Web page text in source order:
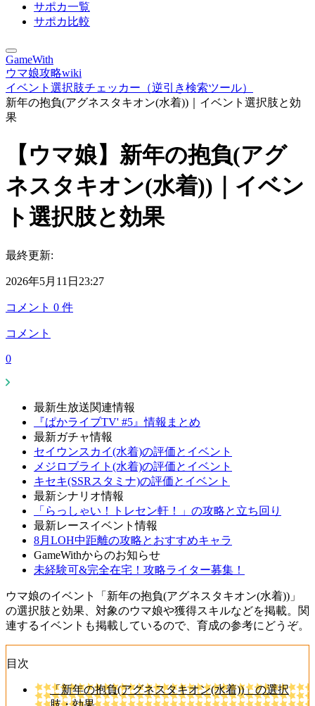
サポカ一覧
サポカ比較
GameWith
ウマ娘攻略wiki
イベント選択肢チェッカー（逆引き検索ツール）
新年の抱負(アグネスタキオン(水着))｜イベント選択肢と効
果
【ウマ娘】新年の抱負(アグ
ネスタキオン(水着))｜イベン
ト選択肢と効果
最終更新:
2026年5月11日23:27
コメント 0 件
コメント
0
最新生放送関連情報
『ぱかライブTV' #5』情報まとめ
最新ガチャ情報
セイウンスカイ(水着)の評価とイベント
メジロブライト(水着)の評価とイベント
キセキ(SSRスタミナ)の評価とイベント
最新シナリオ情報
「らっしゃい！トレセン軒！」の攻略と立ち回り
最新レースイベント情報
8月LOH中距離の攻略とおすすめキャラ
GameWithからのお知らせ
未経験可&完全在宅！攻略ライター募集！
ウマ娘のイベント「新年の抱負(アグネスタキオン(水着))」
の選択肢と効果、対象のウマ娘や獲得スキルなどを掲載。関
連するイベントも掲載しているので、育成の参考にどうぞ。
目次
「新年の抱負(アグネスタキオン(水着))」の選択